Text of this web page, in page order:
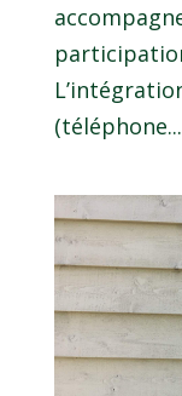
(téléphone...